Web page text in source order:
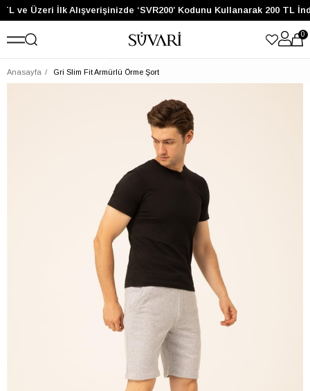
ve Üzeri İlk Alışverişinizde ‘SVR200’ Kodunu Kullanarak 200 TL
0
Anasayfa Gri Slim Fit Armürlü Örme Şort